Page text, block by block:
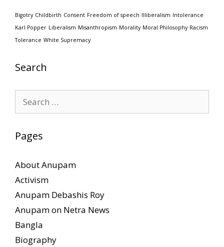
Bigotry Childbirth Consent Freedom of speech Illiberalism Intolerance
Karl Popper Liberalism Misanthropism Morality Moral Philosophy Racism
Tolerance White Supremacy
Search
for:
Pages
About Anupam
Activism
Anupam Debashis Roy
Anupam on Netra News
Bangla
Biography